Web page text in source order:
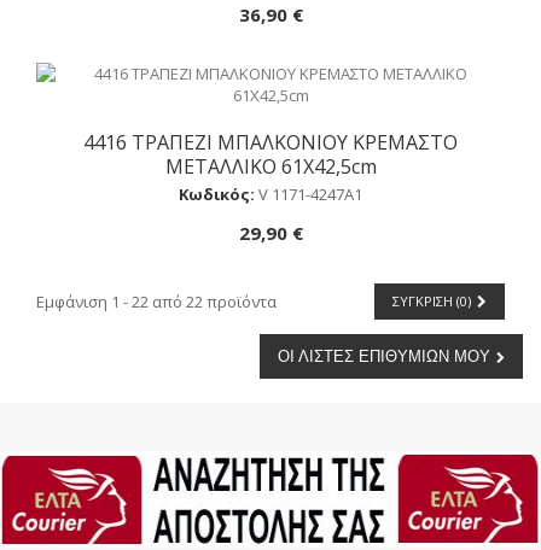
36,90 €
Αγορά
4416 TΡΑΠΕΖΙ ΜΠΑΛΚΟΝΙΟΥ ΚΡΕΜΑΣΤΟ
METAΛΛIKO 61Χ42,5cm
Κωδικός: V 1171-4247Α1
29,90 €
ΣΎΓΚΡΙΣΗ (0)
Εμφάνιση 1 - 22 από 22 προϊόντα
ΟΙ ΛΊΣΤΕΣ ΕΠΙΘΥΜΙΏΝ ΜΟΥ